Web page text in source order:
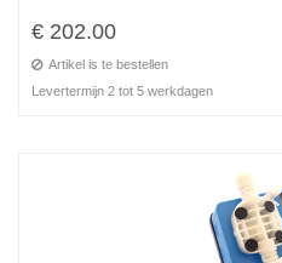
€ 202.00
Artikel is te bestellen
Levertermijn 2 tot 5 werkdagen